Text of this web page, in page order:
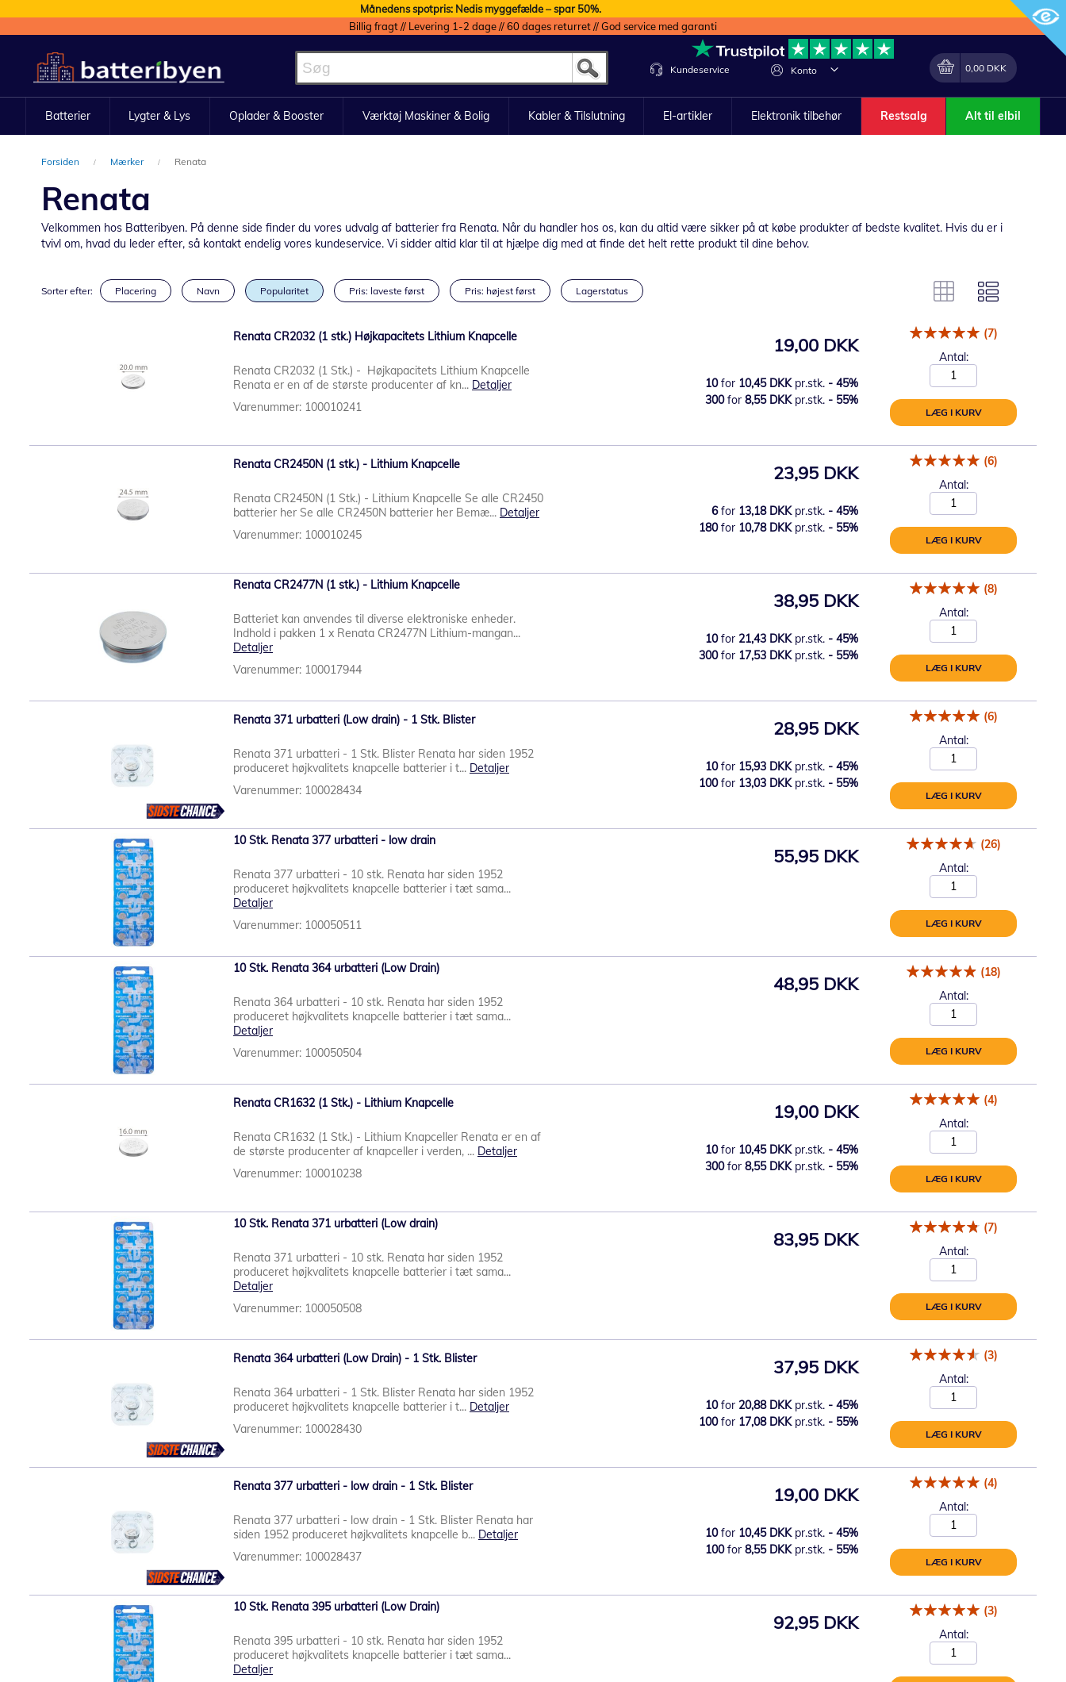
Månedens spotpris: Nedis myggefælde – spar 50%.
Billig fragt // Levering 1-2 dage // 60 dages returret // God service med garanti
to
Content
Konto
Lave
Min indkøbskurv
0,00 DKK
Kundeservice
Batterier Lygter & Lys Oplader & Booster Værktøj Maskiner & Bolig Kabler & Tilslutning El-artikler Elektronik tilbehør Restsalg Alt til elbil
Forsiden Mærker Renata
Renata
Velkommen hos Batteribyen. På denne side finder du vores udvalg af batterier fra Renata. Når du handler hos os, kan du altid være sikker på at købe produkter af bedste kvalitet. Hvis du er i
tvivl om, hvad du leder efter, så kontakt endelig vores kundeservice. Vi sidder altid klar til at hjælpe dig med at finde det helt rette produkt til dine behov.
Sorter efter: Placering Navn Popularitet Pris: laveste først Pris: højest først Lagerstatus
Renata CR2032 (1 stk.) Højkapacitets Lithium Knapcelle
Renata CR2032 (1 Stk.) - Højkapacitets Lithium Knapcelle
Renata er en af de største producenter af kn... Detaljer
Varenummer: 100010241
19,00 DKK
10for 10,45 DKK pr.stk. - 45%
300for 8,55 DKK pr.stk. - 55%
(7)
Antal:
LÆG I KURV
Renata CR2450N (1 stk.) - Lithium Knapcelle
Renata CR2450N (1 Stk.) - Lithium Knapcelle Se alle CR2450
batterier her Se alle CR2450N batterier her Bemæ... Detaljer
Varenummer: 100010245
23,95 DKK
6for 13,18 DKK pr.stk. - 45%
180for 10,78 DKK pr.stk. - 55%
(6)
Antal:
LÆG I KURV
Renata CR2477N (1 stk.) - Lithium Knapcelle
Batteriet kan anvendes til diverse elektroniske enheder.
Indhold i pakken 1 x Renata CR2477N Lithium-mangan...
Detaljer
Varenummer: 100017944
38,95 DKK
10for 21,43 DKK pr.stk. - 45%
300for 17,53 DKK pr.stk. - 55%
(8)
Antal:
LÆG I KURV
Renata 371 urbatteri (Low drain) - 1 Stk. Blister
Renata 371 urbatteri - 1 Stk. Blister Renata har siden 1952
produceret højkvalitets knapcelle batterier i t... Detaljer
Varenummer: 100028434
28,95 DKK
10for 15,93 DKK pr.stk. - 45%
100for 13,03 DKK pr.stk. - 55%
(6)
Antal:
LÆG I KURV
10 Stk. Renata 377 urbatteri - low drain
Renata 377 urbatteri - 10 stk. Renata har siden 1952
produceret højkvalitets knapcelle batterier i tæt sama...
Detaljer
Varenummer: 100050511
55,95 DKK
(26)
Antal:
LÆG I KURV
10 Stk. Renata 364 urbatteri (Low Drain)
Renata 364 urbatteri - 10 stk. Renata har siden 1952
produceret højkvalitets knapcelle batterier i tæt sama...
Detaljer
Varenummer: 100050504
48,95 DKK
(18)
Antal:
LÆG I KURV
Renata CR1632 (1 Stk.) - Lithium Knapcelle
Renata CR1632 (1 Stk.) - Lithium Knapceller Renata er en af
de største producenter af knapceller i verden, ... Detaljer
Varenummer: 100010238
19,00 DKK
10for 10,45 DKK pr.stk. - 45%
300for 8,55 DKK pr.stk. - 55%
(4)
Antal:
LÆG I KURV
10 Stk. Renata 371 urbatteri (Low drain)
Renata 371 urbatteri - 10 stk. Renata har siden 1952
produceret højkvalitets knapcelle batterier i tæt sama...
Detaljer
Varenummer: 100050508
83,95 DKK
(7)
Antal:
LÆG I KURV
Renata 364 urbatteri (Low Drain) - 1 Stk. Blister
Renata 364 urbatteri - 1 Stk. Blister Renata har siden 1952
produceret højkvalitets knapcelle batterier i t... Detaljer
Varenummer: 100028430
37,95 DKK
10for 20,88 DKK pr.stk. - 45%
100for 17,08 DKK pr.stk. - 55%
(3)
Antal:
LÆG I KURV
Renata 377 urbatteri - low drain - 1 Stk. Blister
Renata 377 urbatteri - low drain - 1 Stk. Blister Renata har
siden 1952 produceret højkvalitets knapcelle b... Detaljer
Varenummer: 100028437
19,00 DKK
10for 10,45 DKK pr.stk. - 45%
100for 8,55 DKK pr.stk. - 55%
(4)
Antal:
LÆG I KURV
10 Stk. Renata 395 urbatteri (Low Drain)
Renata 395 urbatteri - 10 stk. Renata har siden 1952
produceret højkvalitets knapcelle batterier i tæt sama...
Detaljer
92,95 DKK
(3)
Antal: